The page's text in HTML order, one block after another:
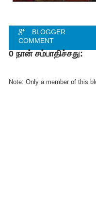
BLOGGER
COMMENT
FACEBOOK
0 நான் சம்பாதிச்சது:
Note: Only a member of this